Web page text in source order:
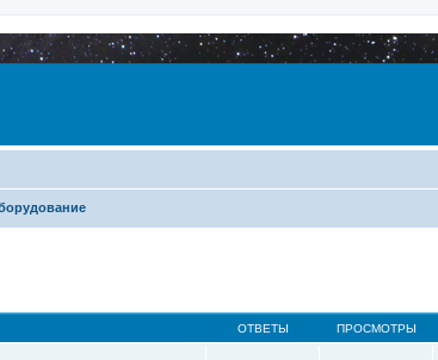
ОТВЕТЫ ПРОСМОТРЫ